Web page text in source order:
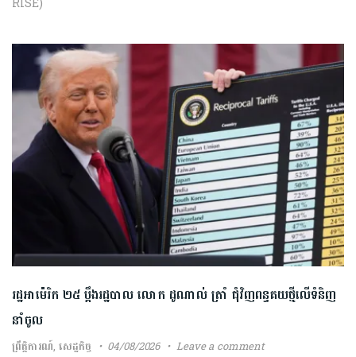
រដ្ឋ​អាម៉េរិក​ ​២៥​ ​ប្ដឹង​រដ្ឋបាល លោក​ ​ដូណាល់ ​ត្រាំ ​ជុំវិញ​ពន្ធ​គយ​ថ្មី​លើ​ទំនិញ​
នាំចូល​
ព្រឹត្តិការណ៍,សេដ្ឋកិច្ច 04/08/2026 Leave a comment